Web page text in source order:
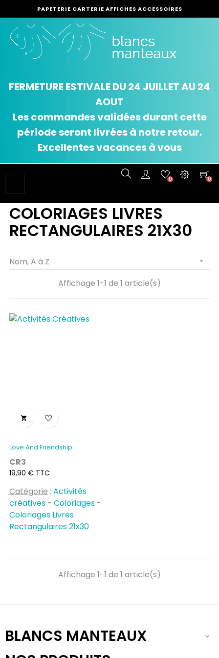
PAPETERIE CARTERIE AFFICHES ACCESSOIRES
FERMETURE ESTIVALE DU 24 JUILLET AU 24
AOUT
Les commandes validées durant cette
période seront livrées à notre retour.
Excellentes vacances à vous
la
navigation
0 0
COLORIAGES LIVRES
RECTANGULAIRES 21X30
Nom, A à Z 
Affichage 1-1 de 1 article(s)

Love And Friendship
CR3
Prix
19,90 € TTC
Catégorie : Activités
créatives - Coloriages -
Coloriages Livres
Rectangulaires 21x30
Affichage 1-1 de 1 article(s)
BLANCS MANTEAUX 